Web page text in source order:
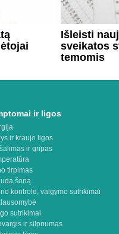
Išleisti
sveikatos
temomis
ir ligos
ir kraujo ligos
ir gripas
tirpimas
šoną
kontrolė, valgymo sutrikimai
sutrikimai
ir silpnumas